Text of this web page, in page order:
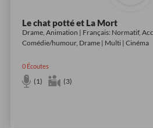
Le chat potté et La Mort
Drame, Animation | Français: Normatif,
Comédie/humour, Drame | Multi | Cinéma
0Écoutes
(1) (3)